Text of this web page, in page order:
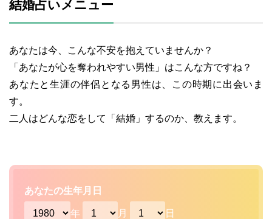
結婚占いメニュー
あなたは今、こんな不安を抱えていませんか？
「あなたが心を奪われやすい男性」はこんな方ですね？
あなたと生涯の伴侶となる男性は、この時期に出会いま
す。
二人はどんな恋をして「結婚」するのか、教えます。
あなたの生年月日
年 月 日